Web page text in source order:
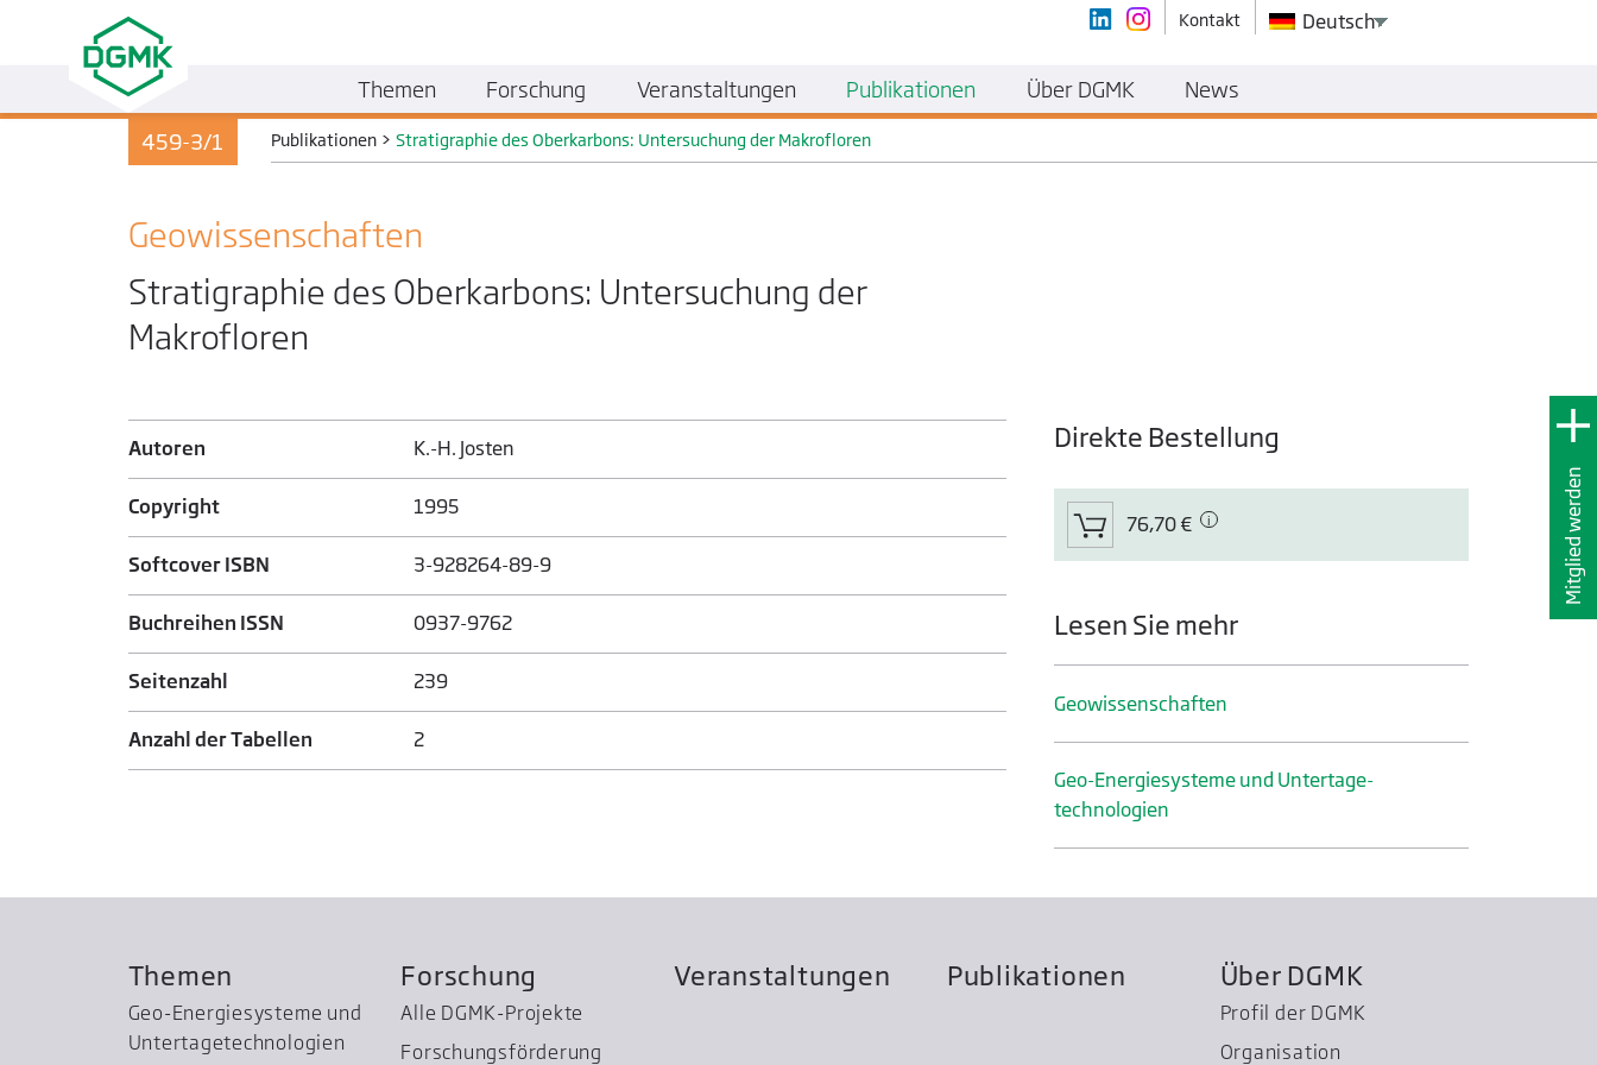
Mitglied werden
459-3/1 Publikationen >Stratigraphie des Oberkarbons: Untersuchung der Makrofloren
Geo­wissenschaften
Stratigraphie des Oberkarbons: Untersuchung der
Makrofloren
Autoren K.-H. Josten
Copyright 1995
Softcover ISBN 3-928264-89-9
Buchreihen ISSN 0937-9762
Seitenzahl 239
Anzahl der Tabellen 2
Direkte Bestellung
76,70 €
Lesen Sie mehr
Geo­wissenschaften
Geo-Energiesysteme und Untertage­
technologien
Themen
Geo-Energiesysteme und
Untertage­technologien
Forschung
Alle DGMK-Projekte
Forschungsförderung
Veranstaltungen Publikationen Über DGMK
Profil der DGMK
Organisation
Kontakt Deutsch
Themen Forschung Veranstaltungen Publikationen Über DGMK News